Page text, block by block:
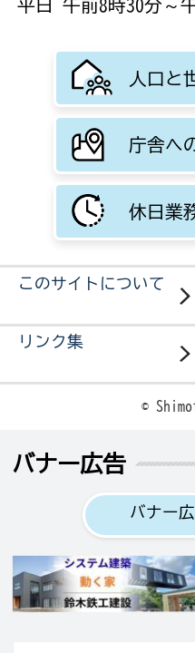
平日 午前8時30分～
人口と
庁舎へ
休日業
このサイトについて
リンク集
©
バナー広告
バナー